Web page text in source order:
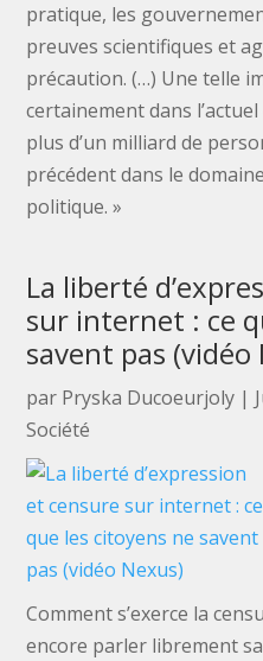
pratique, les
preuves scientifiques et
précaution. (…) Une telle
certainement dans
plus d’un milliard de
précédent dans le
politique. »
La liberté
sur internet : ce
savent pas (vidéo
par Pryska Ducoeurjoly |
Société
Comment s’exerce la
encore parler librement